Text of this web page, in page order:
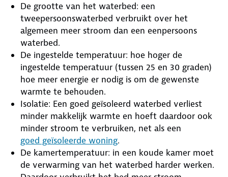
De grootte van het waterbed: een
tweepersoonswaterbed verbruikt over het
algemeen meer stroom dan een eenpersoons
waterbed.
De ingestelde temperatuur: hoe hoger de
ingestelde temperatuur (tussen 25 en 30 graden)
hoe meer energie er nodig is om de gewenste
warmte te behouden.
Isolatie: Een goed geïsoleerd waterbed verliest
minder makkelijk warmte en hoeft daardoor ook
minder stroom te verbruiken, net als een
goed geïsoleerde woning.
De kamertemperatuur: in een koude kamer moet
de verwarming van het waterbed harder werken.